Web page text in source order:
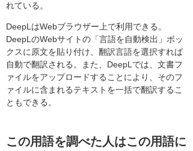
れている。
DeepLはWebブラウザー上で利用できる。
DeepLのWebサイトの「言語を自動検出」ボッ
クスに原文を貼り付け、翻訳言語を選択すれば
自動で翻訳される。また、DeepLでは、文書フ
ァイルをアップロードすることにより、そのフ
ァイルに含まれるテキストを一括で翻訳するこ
ともできる。
この用語を調べた人はこの用語に